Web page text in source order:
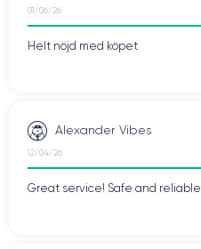
01/06/26
Helt nöjd med köpet
Alexander Vibes
12/04/26
Great service! Safe and reliable